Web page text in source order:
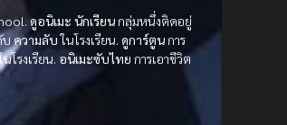
ดูอนิเมะ นักเรียนกลุ่มหนึ่งติดอยู่
บความลับในโรงเรียน. ดูการ์ตูนการ
โรงเรียน. อนิเมะซับไทย การเอาชีวิต